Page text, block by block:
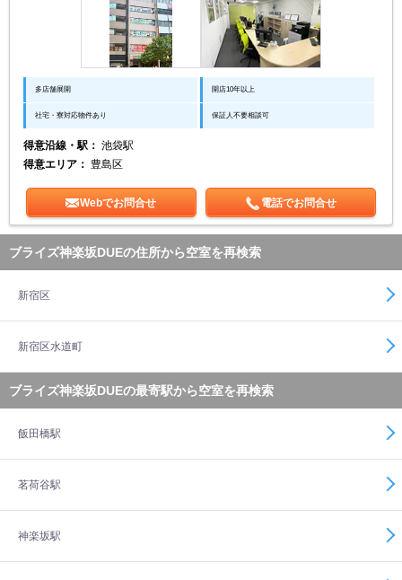
多店舗展開 開店10年以上
社宅・寮対応物件あり 保証人不要相談可
得意沿線・駅： 池袋駅
得意エリア：
豊島区
Webでお問合せ 電話でお問合せ
ブライズ神楽坂DUEの住所から空室を再検索
新宿区
新宿区水道町
ブライズ神楽坂DUEの最寄駅から空室を再検索
飯田橋駅
茗荷谷駅
神楽坂駅